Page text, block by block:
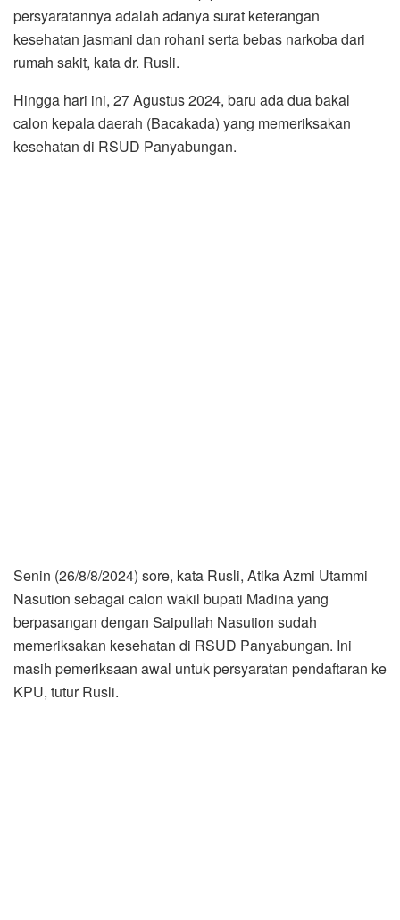
persyaratannya adalah adanya surat keterangan
kesehatan jasmani dan rohani serta bebas narkoba dari
rumah sakit, kata dr. Rusli.
Hingga hari ini, 27 Agustus 2024, baru ada dua bakal
calon kepala daerah (Bacakada) yang memeriksakan
kesehatan di RSUD Panyabungan.
Senin (26/8/8/2024) sore, kata Rusli, Atika Azmi Utammi
Nasution sebagai calon wakil bupati Madina yang
berpasangan dengan Saipullah Nasution sudah
memeriksakan kesehatan di RSUD Panyabungan. Ini
masih pemeriksaan awal untuk persyaratan pendaftaran ke
KPU, tutur Rusli.